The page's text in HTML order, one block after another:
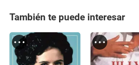
También te puede interesar